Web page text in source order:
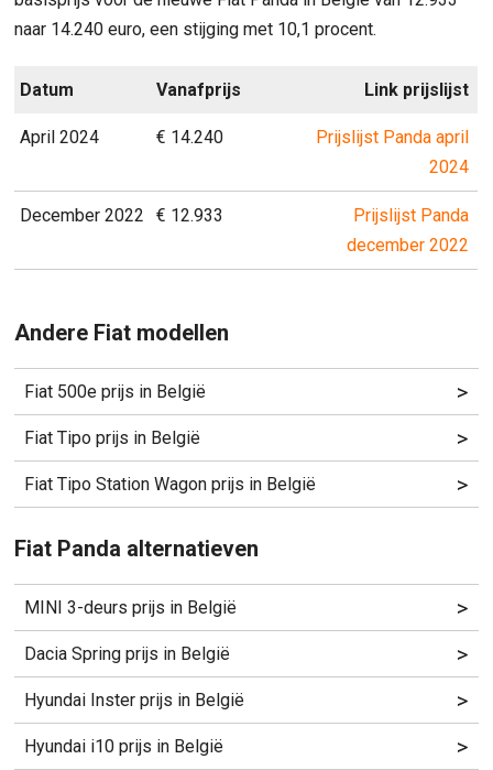
naar 14.240 euro, een stijging met 10,1 procent.
Datum Vanafprijs Link prijslijst
April 2024 € 14.240
Prijslijst Panda april
2024
December 2022 € 12.933
Prijslijst Panda
december 2022
Andere Fiat modellen
Fiat 500e prijs in België >
Fiat Tipo prijs in België >
Fiat Tipo Station Wagon prijs in België >
Fiat Panda alternatieven
MINI 3-deurs prijs in België >
Dacia Spring prijs in België >
Hyundai Inster prijs in België >
Hyundai i10 prijs in België >